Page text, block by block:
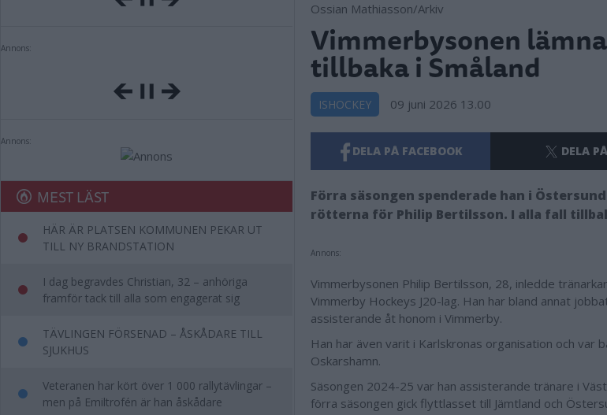
Annons:
Annons:
MEST LÄST
HÄR ÄR PLATSEN KOMMUNEN PEKAR UT
TILL NY BRANDSTATION
I dag begravdes Christian, 32 – anhöriga
framför tack till alla som engagerat sig
TÄVLINGEN FÖRSENAD – ÅSKÅDARE TILL
SJUKHUS
Veteranen har kört över 1 000 rallytävlingar –
men på Emiltrofén är han åskådare
Ossian Mathiasson/Arkiv
Vimmerbysonen
tillbaka i Småland
ISHOCKEY 09 juni 2026 13.00
DELA PÅ FACEBOOK DELA
Förra säsongen spenderade han i
rötterna för Philip Bertilsson. I alla fall
Annons:
Vimmerbysonen Philip Bertilsson, 28, inledde
Vimmerby Hockeys J20-lag. Han har bland annat
assisterande åt honom i Vimmerby.
Han har även varit i Karlskronas organisation och var
Oskarshamn.
Säsongen 2024-25 var han assisterande tränare i
förra säsongen gick flyttlasset till Jämtland och